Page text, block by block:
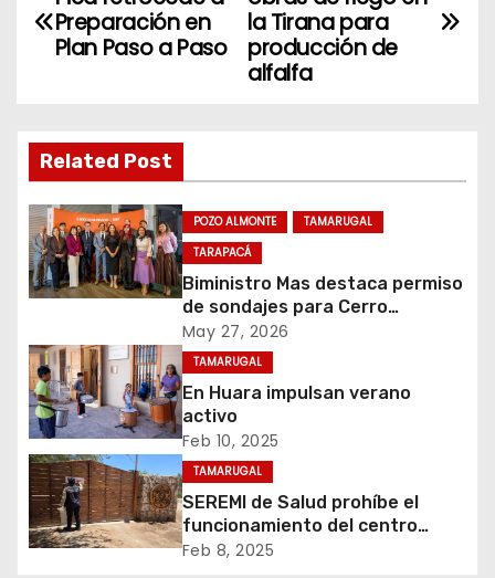
a
g
a
c
i
ó
n
d
e
e
la Tirana para
producción de
alfalfa
Preparación en
Plan Paso a Paso
Related Post
POZO ALMONTE
TAMARUGAL
TARAPACÁ
Biministro Mas destaca permiso
de sondajes para Cerro
Colorado
May 27, 2026
TAMARUGAL
En Huara impulsan verano
activo
Feb 10, 2025
TAMARUGAL
SEREMI de Salud prohíbe el
funcionamiento del centro
recreativo Tantakuy
Feb 8, 2025